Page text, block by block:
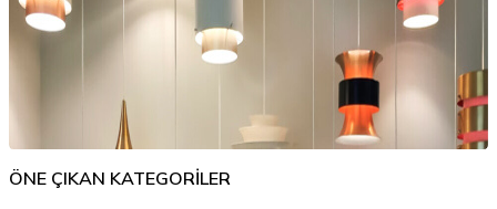
ÖNE ÇIKAN KATEGORİLER